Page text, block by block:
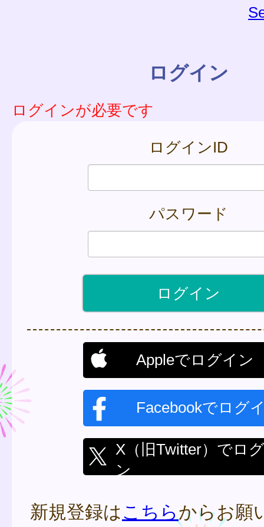
ログイン
ログインが必要です
ログインID
パスワード
Appleでログイン
Facebookでログ
X（旧Twitter）でロ
ン
新規登録はこちらからお願